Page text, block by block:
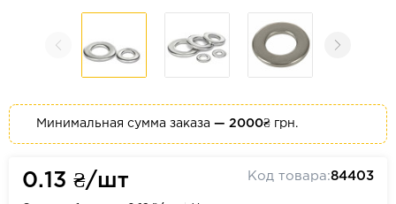
Минимальная сумма заказа — 2000₴ грн.
0.13 ₴/шт Код товара:84403